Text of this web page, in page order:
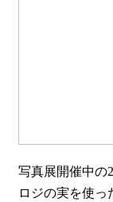
写真展開催中の
ロジの実を使